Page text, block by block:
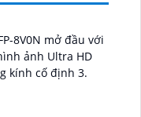
8V0N mở đầu với
ảnh Ultra HD
kính cố định 3.